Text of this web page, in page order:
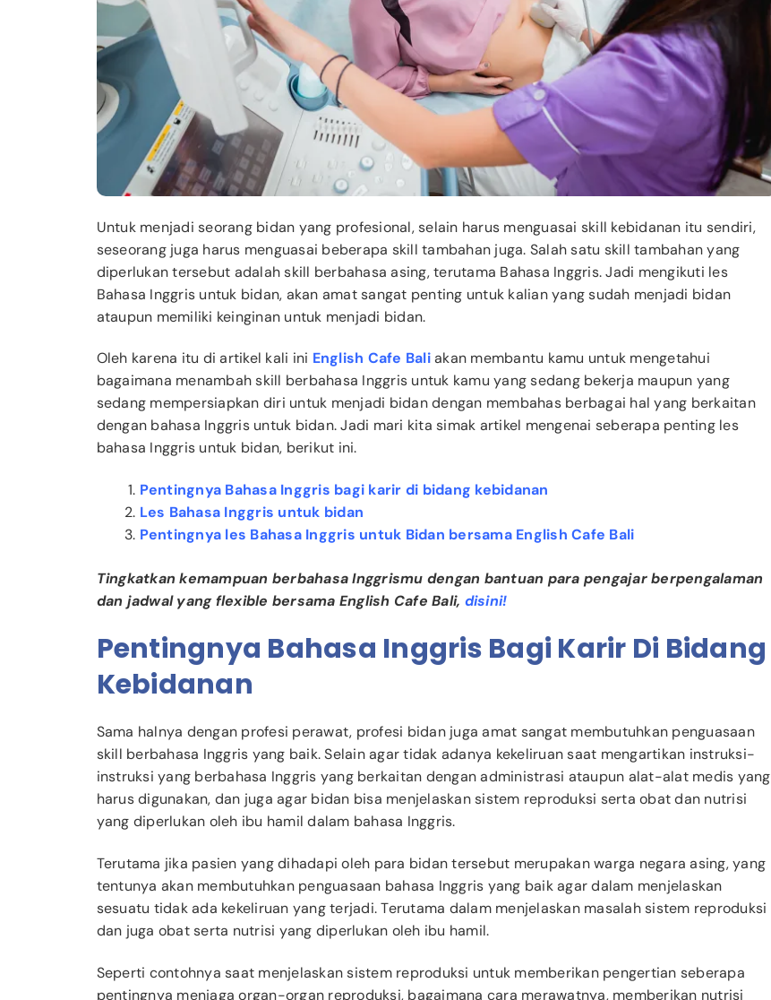
Untuk menjadi seorang bidan yang profesional, selain harus menguasai skill kebidanan itu sendiri,
seseorang juga harus menguasai beberapa skill tambahan juga. Salah satu skill tambahan yang
diperlukan tersebut adalah skill berbahasa asing, terutama Bahasa Inggris. Jadi mengikuti les
Bahasa Inggris untuk bidan, akan amat sangat penting untuk kalian yang sudah menjadi bidan
ataupun memiliki keinginan untuk menjadi bidan.
Oleh karena itu di artikel kali ini English Cafe Baliakan membantu kamu untuk mengetahui
bagaimana menambah skill berbahasa Inggris untuk kamu yang sedang bekerja maupun yang
sedang mempersiapkan diri untuk menjadi bidan dengan membahas berbagai hal yang berkaitan
dengan bahasa Inggris untuk bidan. Jadi mari kita simak artikel mengenai seberapa penting les
bahasa Inggris untuk bidan, berikut ini.
Pentingnya Bahasa Inggris bagi karir di bidang kebidanan
Les Bahasa Inggris untuk bidan
Pentingnya les Bahasa Inggris untuk Bidan bersama English Cafe Bali
Tingkatkan kemampuan berbahasa Inggrismu dengan bantuan para pengajar berpengalaman
dan jadwal yang flexible bersama English Cafe Bali, disini!
Pentingnya Bahasa Inggris Bagi Karir Di Bidang
Kebidanan
Sama halnya dengan profesi perawat, profesi bidan juga amat sangat membutuhkan penguasaan
skill berbahasa Inggris yang baik. Selain agar tidak adanya kekeliruan saat mengartikan instruksi-
instruksi yang berbahasa Inggris yang berkaitan dengan administrasi ataupun alat-alat medis yang
harus digunakan, dan juga agar bidan bisa menjelaskan sistem reproduksi serta obat dan nutrisi
yang diperlukan oleh ibu hamil dalam bahasa Inggris.
Terutama jika pasien yang dihadapi oleh para bidan tersebut merupakan warga negara asing, yang
tentunya akan membutuhkan penguasaan bahasa Inggris yang baik agar dalam menjelaskan
sesuatu tidak ada kekeliruan yang terjadi. Terutama dalam menjelaskan masalah sistem reproduksi
dan juga obat serta nutrisi yang diperlukan oleh ibu hamil.
Seperti contohnya saat menjelaskan sistem reproduksi untuk memberikan pengertian seberapa
pentingnya menjaga organ-organ reproduksi, bagaimana cara merawatnya, memberikan nutrisi